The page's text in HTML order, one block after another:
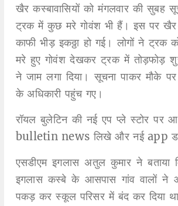
खैर कस्बावासियों को मंगलवार की सुबह
ट्रक में कुछ मरे गोवंश भी हैं। इस पर
काफी भीड़ इकठ्ठा हो गई। लोगों ने ट्रक
मरे हुए गोवंश देखकर ट्रक में तोड़फोड़
ने जाम लगा दिया। सूचना पाकर मौके
के अधिकारी पहुंच गए।
रॉयल बुलेटिन की नई एप प्ले स्टोर पर
bulletin news लिखे और नई app
एसडीएम इगलास अतुल कुमार ने बताया
इगलास कस्बे के आसपास गांव वालों ने
पकड़ कर स्कूल परिसर में बंद कर दिया